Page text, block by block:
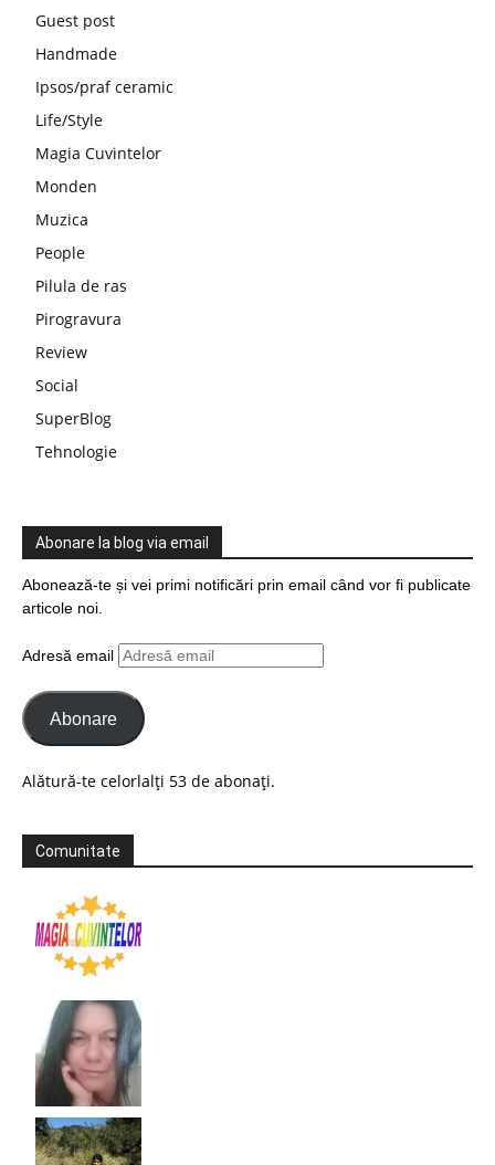
Guest post
Handmade
Ipsos/praf ceramic
Life/Style
Magia Cuvintelor
Monden
Muzica
People
Pilula de ras
Pirogravura
Review
Social
SuperBlog
Tehnologie
Abonare la blog via email
Abonează-te și vei primi notificări prin email când vor fi publicate
articole noi.
Adresă email
Abonare
Alătură-te celorlalți 53 de abonați.
Comunitate